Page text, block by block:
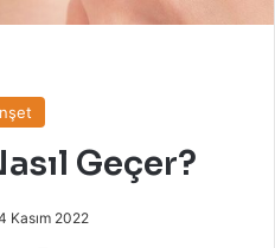
Geçer?
Kasım 2022